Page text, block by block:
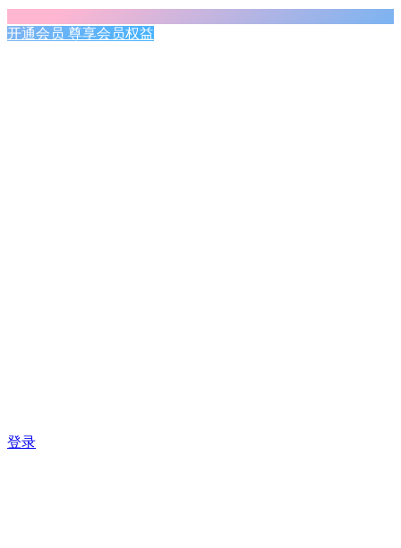
开通会员 尊享会员权益
登录